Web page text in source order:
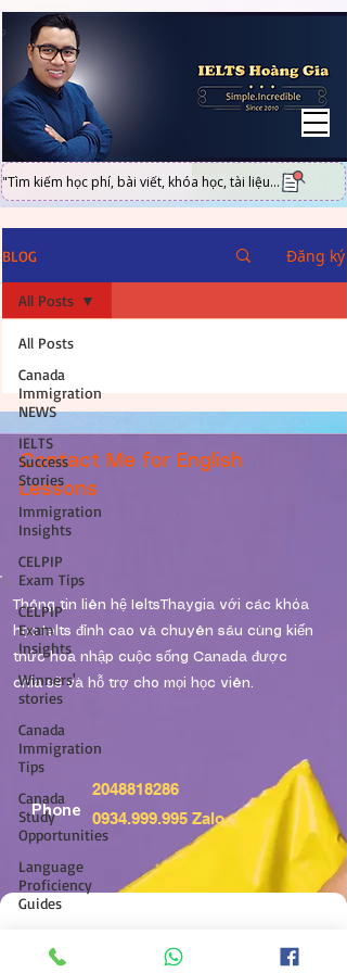
"Tìm kiếm học phí, bài viết, khóa học, tài liệu...
BLOG Đăng ký
All Posts
Canada
Immigration
NEWS
IELTS
Success
Stories
Immigration
Insights
CELPIP
Exam Tips
CELPIP
Exam
Insights
Winners'
stories
Canada
Immigration
Tips
Canada
Study
Opportunities
Language
Proficiency
Guides
Proficiency
All Posts
Contact Me for English
Lessons
Thông tin liên hệ IeltsThaygia với các khóa
học Ielts đỉnh cao và chuyên sâu cùng kiến
thức hòa nhập cuộc sống Canada được
chia sẽ và hỗ trợ cho mọi học viên.
Phone
2048818286
0934.999.995 Zalo
Subscribe to get exclusive updates